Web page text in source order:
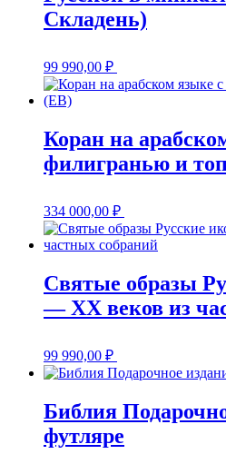
Складень)
99 990,00 ₽
Коран на
филигранью и
334 000,00 ₽
Святые образы
— XX веков из
99 990,00 ₽
Библия
футляре